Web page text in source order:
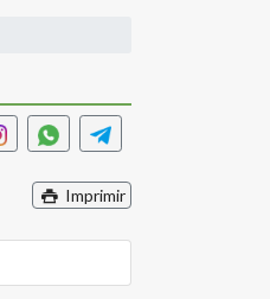
Imprimir